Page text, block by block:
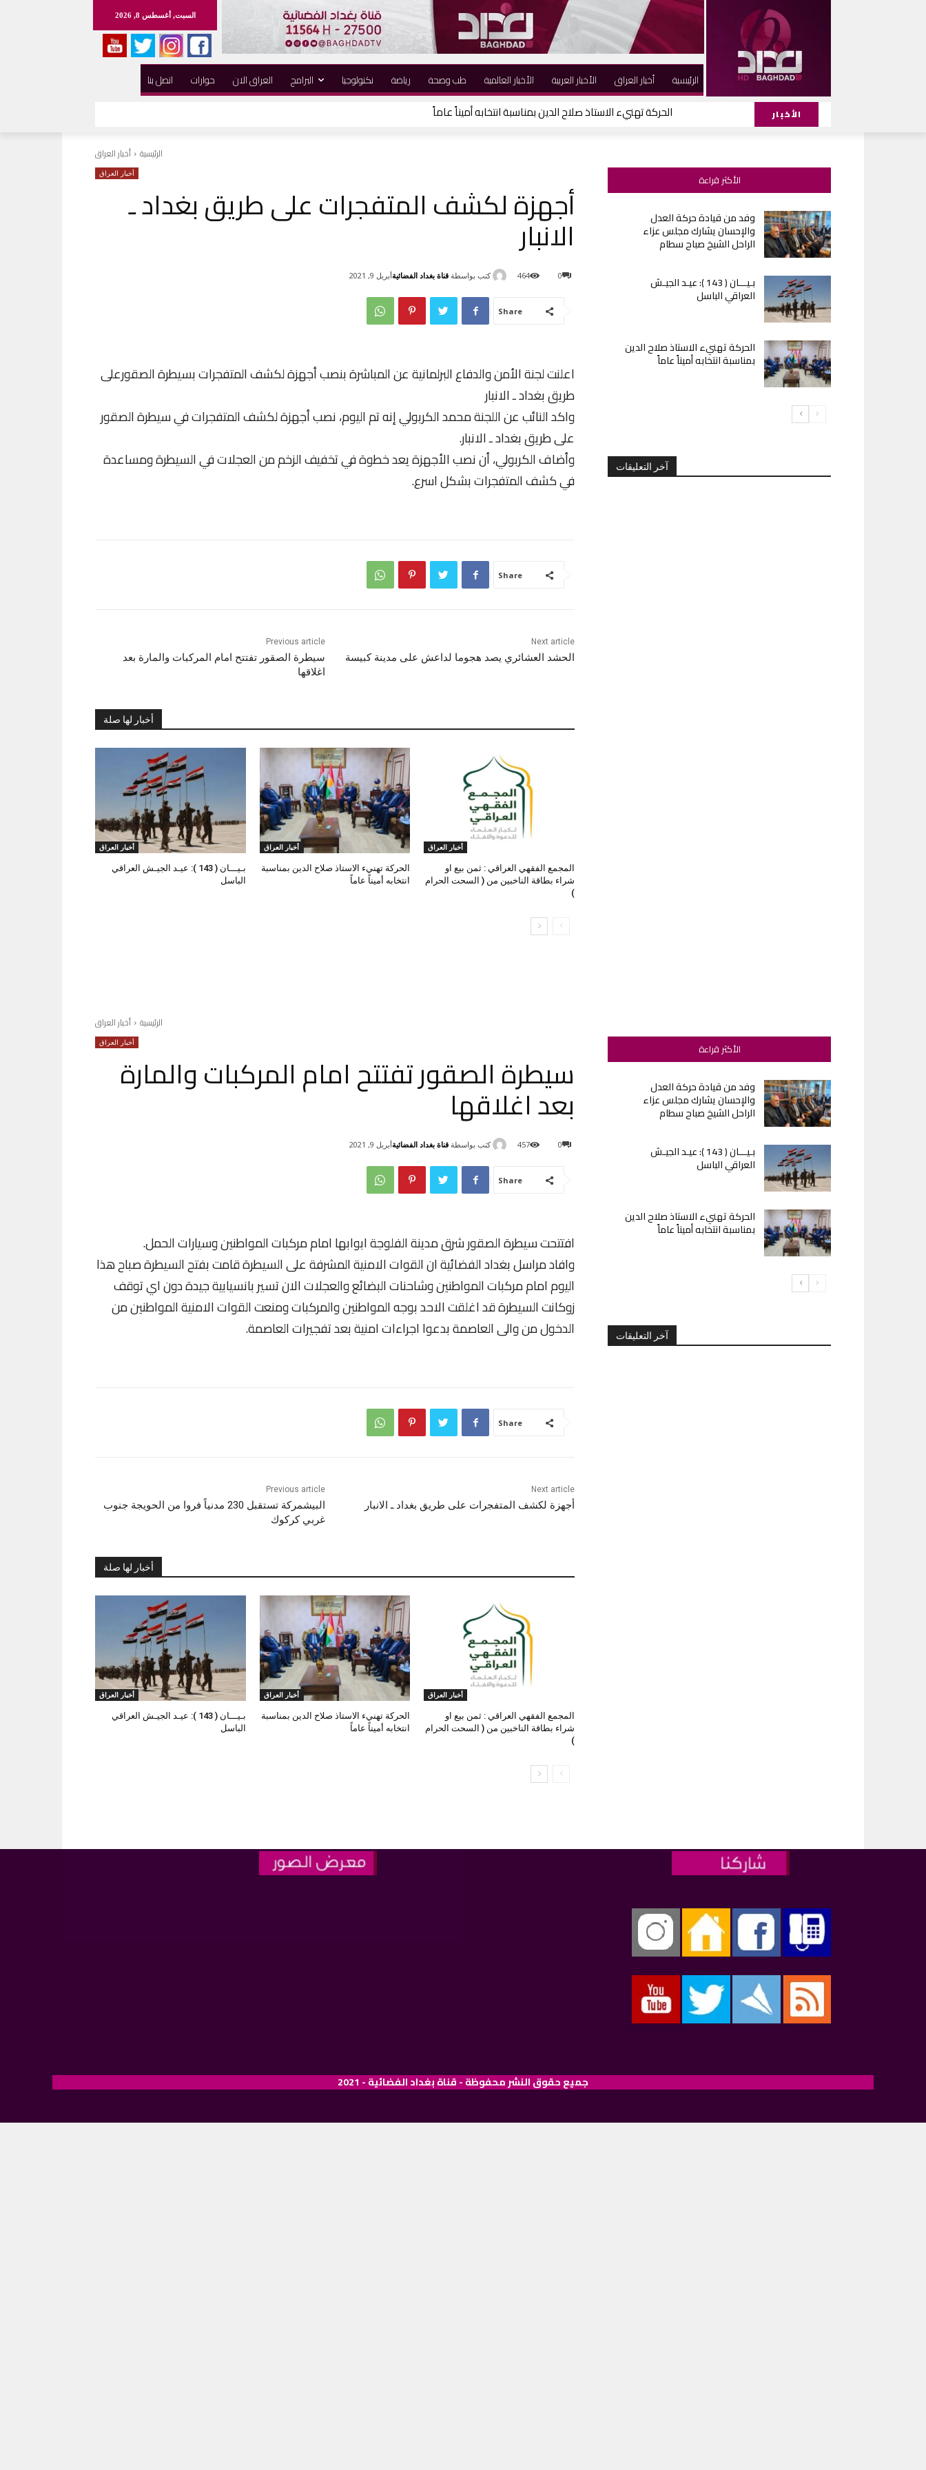
السبت, أغسطس 8, 2026
اتصل بنا حوارات العراق الان البرامج نكنولوجيا رياضة طب وصحة الأخبار العالمية الأخبار العربية أخبار العراق الرئيسية
الأخبار الحركة تهنيء الاستاذ صلاح الدين بمناسبة انتخابه أميناً عاماً
الرئيسية أخبار العراق
أخبار العراق
أجهزة لكشف المتفجرات على طريق بغداد ـ
الانبار
كتب بواسطة قناة بغداد الفضائيةأبريل 9, 2021 0
464
Share
اعلنت لجنة الأمن والدفاع البرلمانية عن المباشرة بنصب أجهزة لكشف المتفجرات بسيطرة الصقورعلى
طريق بغداد ـ الانبار
واكد النائب عن اللجنة محمد الكربولي إنه تم اليوم، نصب أجهزة لكشف المتفجرات في سيطرة الصقور
على طريق بغداد ـ الانبار.
وأضاف الكربولي، أن نصب الأجهزة يعد خطوة في تخفيف الزخم من العجلات في السيطرة ومساعدة
في كشف المتفجرات بشكل اسرع.
Share
Previous article
سيطرة الصقور تفتتح امام المركبات والمارة بعد
اغلاقها
Next article
الحشد العشائري يصد هجوما لداعش على مدينة كبيسة
أخبار لها صلة
أخبار العراق
بـيـــان ( 143 ): عيـد الجيـش العراقي
الباسل
أخبار العراق
الحركة تهنيء الاستاذ صلاح الدين بمناسبة
انتخابه أميناً عاماً
أخبار العراق
المجمع الفقهي العراقي : ثمن بيع او
شراء بطاقة الناخبين من ( السحت الحرام
)
الأكثر قراءة
وفد من قيادة حركة العدل
والإحسان يشارك مجلس عزاء
الراحل الشيخ صباح سطام
بـيـــان ( 143 ): عيـد الجيـش
العراقي الباسل
الحركة تهنيء الاستاذ صلاح الدين
بمناسبة انتخابه أميناً عاماً
آخر التعليقات
جميع حقوق النشر محفوظة - قناة بغداد الفضائية - 2021